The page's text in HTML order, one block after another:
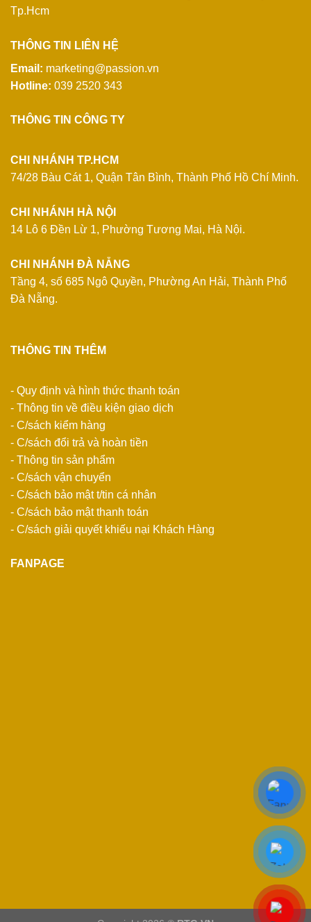
Tp.Hcm
THÔNG TIN LIÊN HỆ
Email: marketing@passion.vn
Hotline: 039 2520 343
THÔNG TIN CÔNG TY
CHI NHÁNH TP.HCM
74/28 Bàu Cát 1, Quận Tân Bình, Thành Phố Hồ Chí Minh.
CHI NHÁNH HÀ NỘI
14 Lô 6 Đền Lừ 1, Phường Tương Mai, Hà Nội.
CHI NHÁNH ĐÀ NẴNG
Tầng 4, số 685 Ngô Quyền, Phường An Hải, Thành Phố
Đà Nẵng.
THÔNG TIN THÊM
- Quy định và hình thức thanh toán
- Thông tin về điều kiện giao dịch
- C/sách kiểm hàng
- C/sách đổi trả và hoàn tiền
- Thông tin sản phẩm
- C/sách vận chuyển
- C/sách bảo mật t/tin cá nhân
- C/sách bảo mật thanh toán
- C/sách giải quyết khiếu nại Khách Hàng
FANPAGE